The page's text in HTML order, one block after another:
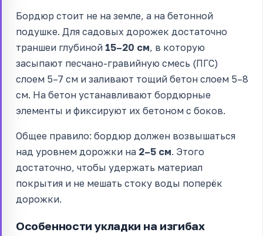
Бордюр стоит не на земле, а на бетонной
подушке. Для садовых дорожек достаточно
траншеи глубиной 15–20 см, в которую
засыпают песчано-гравийную смесь (ПГС)
слоем 5–7 см и заливают тощий бетон слоем 5–8
см. На бетон устанавливают бордюрные
элементы и фиксируют их бетоном с боков.
Общее правило: бордюр должен возвышаться
над уровнем дорожки на 2–5 см. Этого
достаточно, чтобы удержать материал
покрытия и не мешать стоку воды поперёк
дорожки.
Особенности укладки на изгибах